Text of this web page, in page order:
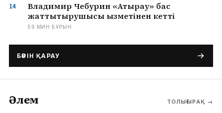
Владимир Чебурин «Атырау» бас
жаттықтырушысы қызметінен кетті
59 МИН БҰРЫН
БӘРІН ҚАРАУ
Әлем ТОЛЫҒЫРАҚ →